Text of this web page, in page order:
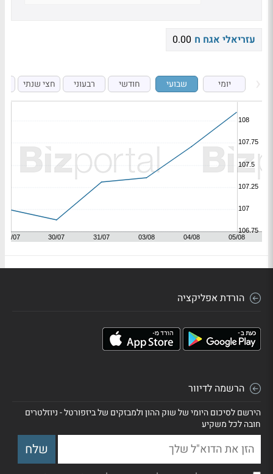
עזריאלי אגח ח 0.00
יומי שבועי חודשי רבעוני חצי שנתי
הורדת אפליקציה
הרשמה לדיוור
הירשם לסיכום היומי של שוק ההון ולמבזקים של ביזפורטל - ניוזלטרים
חובה לכל משקיע